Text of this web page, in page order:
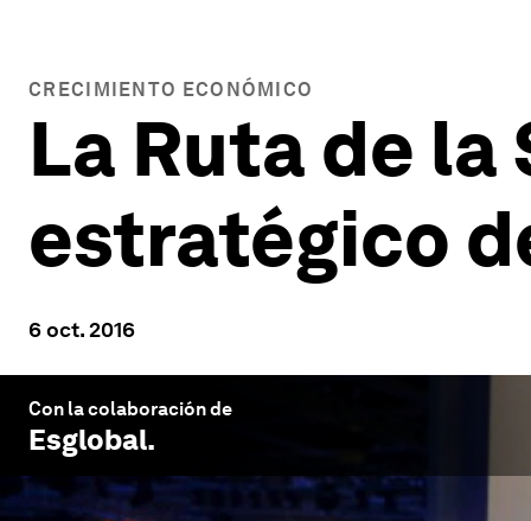
CRECIMIENTO ECONÓMICO
La Ruta de
estratégico
6 oct. 2016
Con la colaboración de
Esglobal.